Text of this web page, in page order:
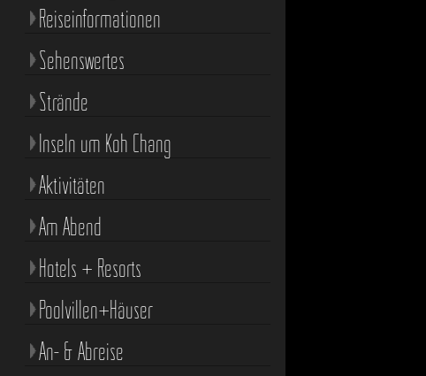
Reiseinformationen
Sehenswertes
Strände
Inseln um Koh Chang
Aktivitäten
Am Abend
Hotels + Resorts
Poolvillen+Häuser
An- & Abreise